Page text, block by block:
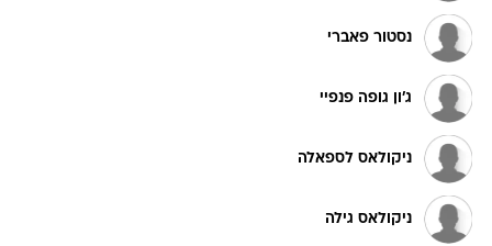
נסטור פאברי
ג'ון גופה פנפיי
ניקולאס לספאלה
ניקולאס גילה